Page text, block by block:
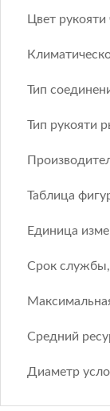
Цвет
Тип
Тип рукояти
Таблица
Единица
Срок службы,
Средний
Диаметр